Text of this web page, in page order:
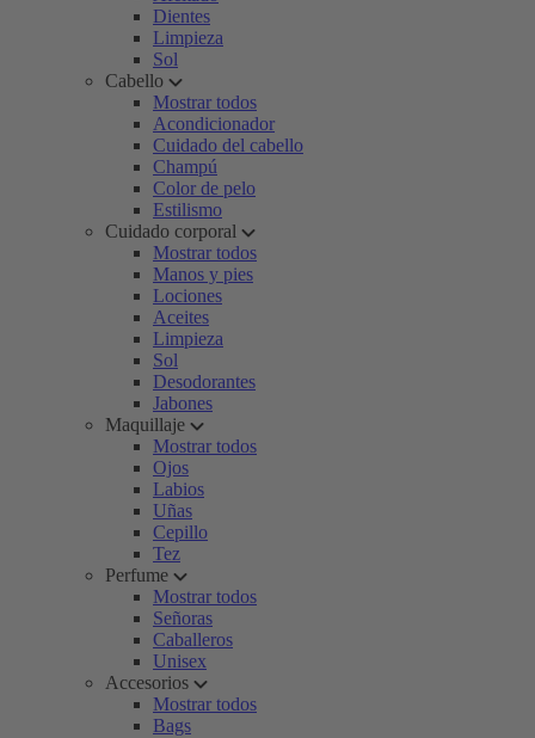
Dientes
Limpieza
Sol
Cabello
Mostrar todos
Acondicionador
Cuidado del cabello
Champú
Color de pelo
Estilismo
Cuidado corporal
Mostrar todos
Manos y pies
Lociones
Aceites
Limpieza
Sol
Desodorantes
Jabones
Maquillaje
Mostrar todos
Ojos
Labios
Uñas
Cepillo
Tez
Perfume
Mostrar todos
Señoras
Caballeros
Unisex
Accesorios
Mostrar todos
Bags